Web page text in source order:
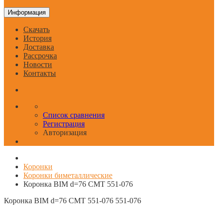
Информация
Скачать
История
Доставка
Рассрочка
Новости
Контакты
Список сравнения
Регистрация
Авторизация
Коронки
Коронки биметаллические
Коронка BIM d=76 CMT 551-076
Коронка BIM d=76 CMT 551-076 551-076